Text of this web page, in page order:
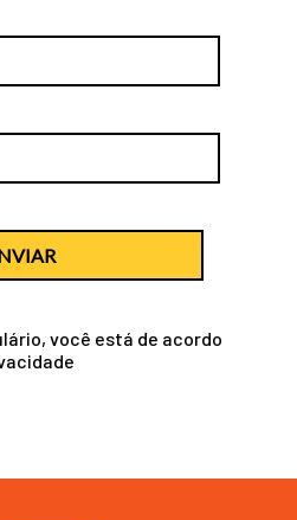
você está de acordo